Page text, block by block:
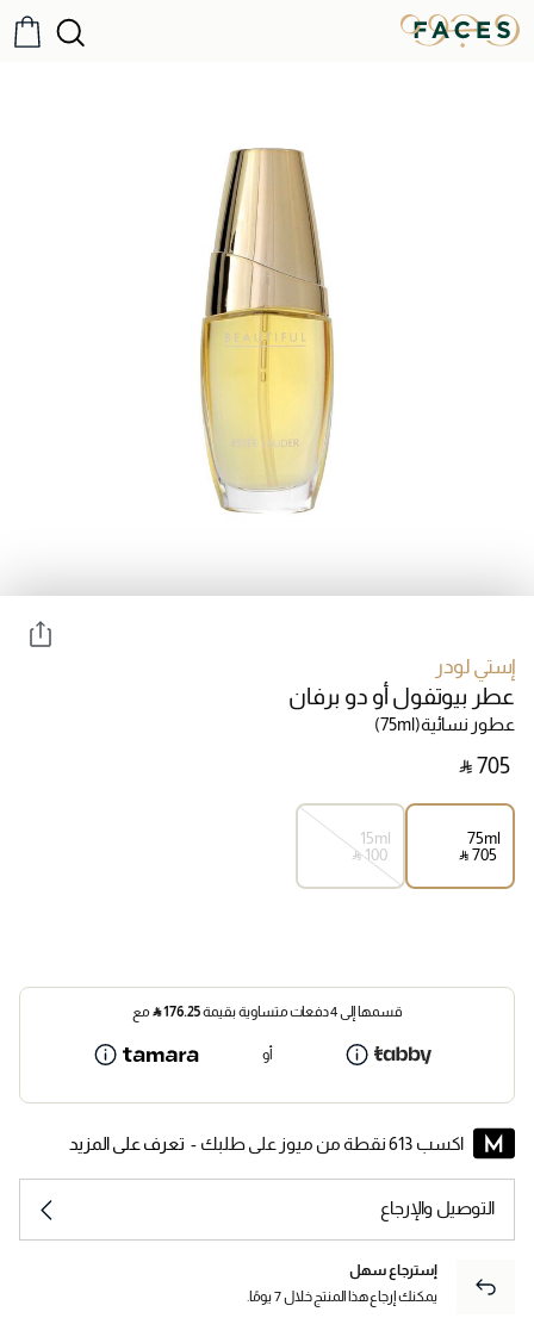
إستي لودر
عطر بيوتفول أو دو برفان
عطور نسائية(75ml)
‎ ⃁ ⁦705⁩ ‎
75ml
‎ ⃁ ⁦705⁩ ‎
15ml
‎ ⃁ ⁦100⁩ ‎
قسمها إلى 4 دفعات متساوية بقيمة 176.25
⃁ مع
أو
اكسب 613 نقطة من ميوز على طلبك - تعرف على المزيد
التوصيل والإرجاع
إسترجاع سهل
يمكنك إرجاع هذا المنتج خلال 7 يومًا.